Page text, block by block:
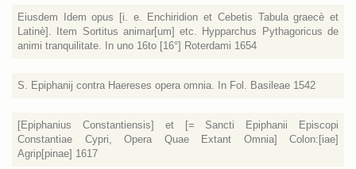
Eiusdem Idem opus [i. e. Enchiridion et Cebetis Tabula graecè et
Latinè]. Item Sortitus animar[um] etc. Hypparchus Pythagoricus de
animi tranquilitate. In uno 16to [16°] Roterdami 1654
S. Epiphanij contra Haereses opera omnia. In Fol. Basileae 1542
[Epiphanius Constantiensis] et [= Sancti Epiphanii Episcopi
Constantiae Cypri, Opera Quae Extant Omnia] Colon:[iae]
Agrip[pinae] 1617